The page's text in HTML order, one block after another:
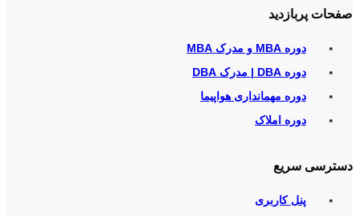
صفحات پربازدید
دوره MBA و مدرک MBA
دوره DBA | مدرک DBA
دوره مهمانداری هواپیما
دوره املاک
دسترسی سریع
پنل کاربری